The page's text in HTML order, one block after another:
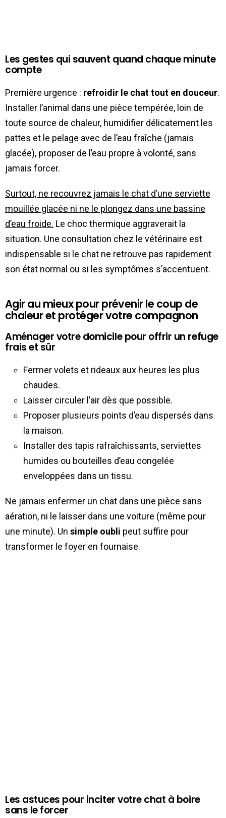
Les gestes qui sauvent quand chaque minute
compte
Première urgence : refroidir le chat tout en douceur.
Installer l’animal dans une pièce tempérée, loin de
toute source de chaleur, humidifier délicatement les
pattes et le pelage avec de l’eau fraîche (jamais
glacée), proposer de l’eau propre à volonté, sans
jamais forcer.
Surtout, ne recouvrez jamais le chat d’une serviette
mouillée glacée ni ne le plongez dans une bassine
d’eau froide. Le choc thermique aggraverait la
situation. Une consultation chez le vétérinaire est
indispensable si le chat ne retrouve pas rapidement
son état normal ou si les symptômes s’accentuent.
Agir au mieux pour prévenir le coup de
chaleur et protéger votre compagnon
Aménager votre domicile pour offrir un refuge
frais et sûr
Fermer volets et rideaux aux heures les plus
chaudes.
Laisser circuler l’air dès que possible.
Proposer plusieurs points d’eau dispersés dans
la maison.
Installer des tapis rafraîchissants, serviettes
humides ou bouteilles d’eau congelée
enveloppées dans un tissu.
Ne jamais enfermer un chat dans une pièce sans
aération, ni le laisser dans une voiture (même pour
une minute). Un simple oubli peut suffire pour
transformer le foyer en fournaise.
Les astuces pour inciter votre chat à boire
sans le forcer